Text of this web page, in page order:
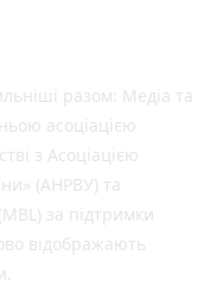
разом: Медіа та
асоціацією
з Асоціацією
(АНРВУ) та
за підтримки
відображають